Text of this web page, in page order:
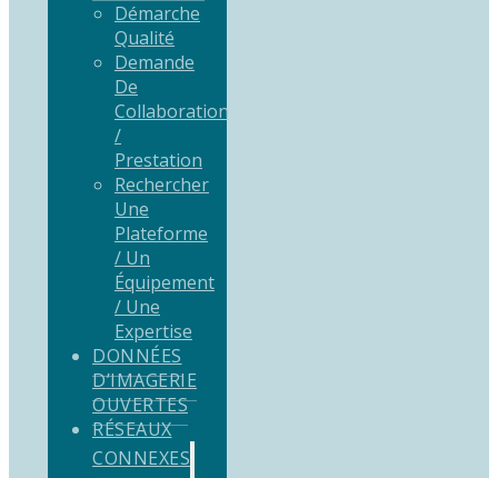
Démarche
Qualité
Demande
De
Collaboration
/
Prestation
Rechercher
Une
Plateforme
/ Un
Équipement
/ Une
Expertise
DONNÉES
D’IMAGERIE
OUVERTES
RÉSEAUX
CONNEXES